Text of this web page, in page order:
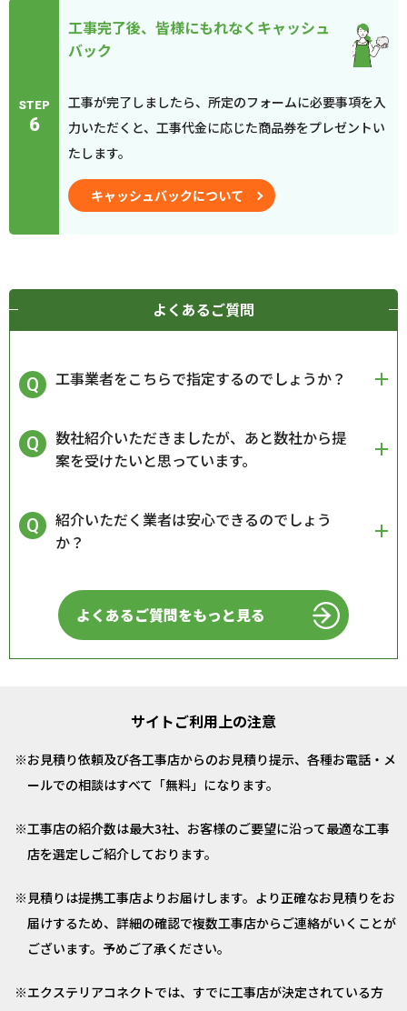
STEP
6
工事完了後、皆様にもれなくキャッシュ
バック
工事が完了しましたら、所定のフォームに必要事項を入
力いただくと、工事代金に応じた商品券をプレゼントい
たします。
キャッシュバックについて
よくあるご質問
工事業者をこちらで指定するのでしょうか？
数社紹介いただきましたが、あと数社から提
案を受けたいと思っています。
紹介いただく業者は安心できるのでしょう
か？
よくあるご質問をもっと見る
サイトご利用上の注意
お見積り依頼及び各工事店からのお見積り提示、各種お電話・メ
ールでの相談はすべて「無料」になります。
工事店の紹介数は最大3社、お客様のご要望に沿って最適な工事
店を選定しご紹介しております。
見積りは提携工事店よりお届けします。より正確なお見積りをお
届けするため、詳細の確認で複数工事店からご連絡がいくことが
ございます。予めご了承ください。
エクステリアコネクトでは、すでに工事店が決定されている方